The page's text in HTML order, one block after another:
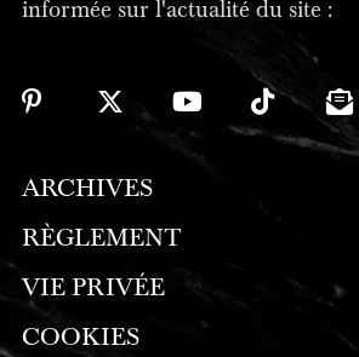
informée sur l'actualité du site :
ARCHIVES
RÈGLEMENT
VIE PRIVÉE
COOKIES